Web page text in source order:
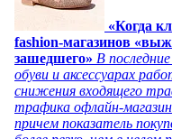
«Когда
fashion-магазинов
зашедшего» В
обуви и аксессуарах
снижения входящего
трафика офлайн-
причем показатель